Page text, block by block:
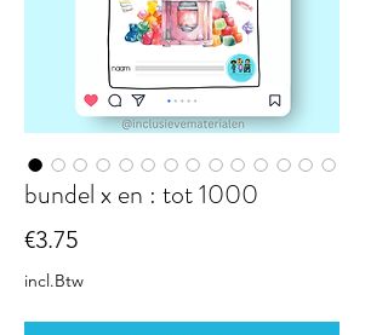
bundel x en : tot 1000
€3.75Prijs
incl.Btw